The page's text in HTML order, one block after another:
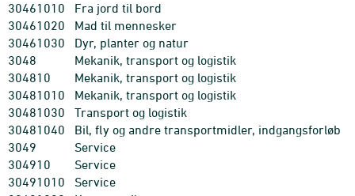
30461010
Fra jord til bord
30461020
Mad til mennesker
30461030
Dyr, planter og natur
3048
Mekanik, transport og logistik
304810
Mekanik, transport og logistik
30481010
Mekanik, transport og logistik
30481030
Transport og logistik
30481040
Bil, fly og andre transportmidler, indgangsforløb
3049
Service
304910
Service
30491010
Service